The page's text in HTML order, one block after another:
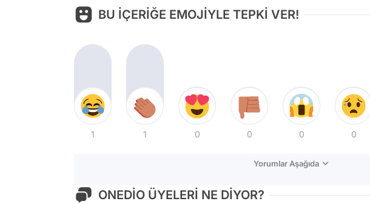
BU İÇERİĞE EMOJİYLE TEPKİ VER!
1 1 0 0 0 0
Yorumlar Aşağıda
ONEDİO ÜYELERİ NE DİYOR?